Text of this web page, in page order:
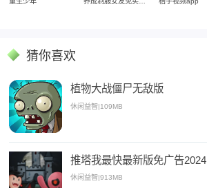
猜你喜欢
植物大战僵尸无敌版
休闲益智|109MB
推塔我最快最新版免广告2024
休闲益智|913MB